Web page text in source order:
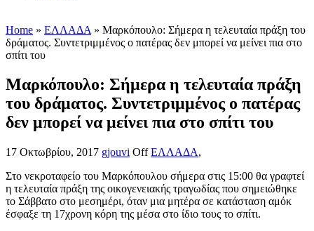
Home » ΕΛΛΑΔΑ » Μαρκόπουλο: Σήμερα η τελευταία πράξη του
δράματος. Συντετριμμένος ο πατέρας δεν μπορεί να μείνει πια στο
σπίτι του
Μαρκόπουλο: Σήμερα η τελευταία πράξη
του δράματος. Συντετριμμένος ο πατέρας
δεν μπορεί να μείνει πια στο σπίτι του
17 Οκτωβρίου, 2017 gjouvi Off ΕΛΛΑΔΑ,
Στο νεκροταφείο του Μαρκόπουλου σήμερα στις 15:00 θα γραφτεί
η τελευταία πράξη της οικογενειακής τραγωδίας που σημειώθηκε
το Σάββατο στο μεσημέρι, όταν μια μητέρα σε κατάσταση αμόκ
έσφαξε τη 17χρονη κόρη της μέσα στο ίδιο τους το σπίτι.